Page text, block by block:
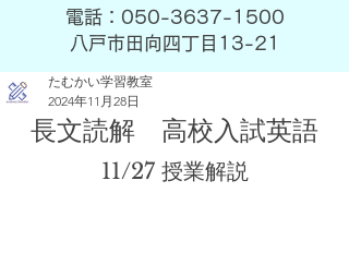
​電話：050-3637-1500
​八戸市田向四丁目13-21
たむかい学習教室
2024年11月28日
長文読解　高校入試英語
11/27 授業解説